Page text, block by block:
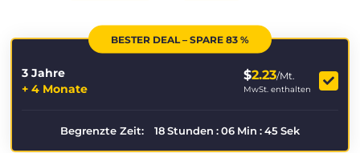
BESTER DEAL – SPARE 83 %
3 Jahre
+ 4 Monate
$2.23/Mt.
MwSt. enthalten
Begrenzte Zeit: 18Stunden :06 Min :45Sek